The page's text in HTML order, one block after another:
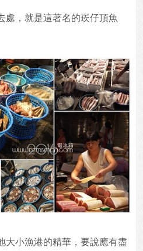
處，就是這著名的崁仔頂魚
大小漁港的精華，要說應有盡